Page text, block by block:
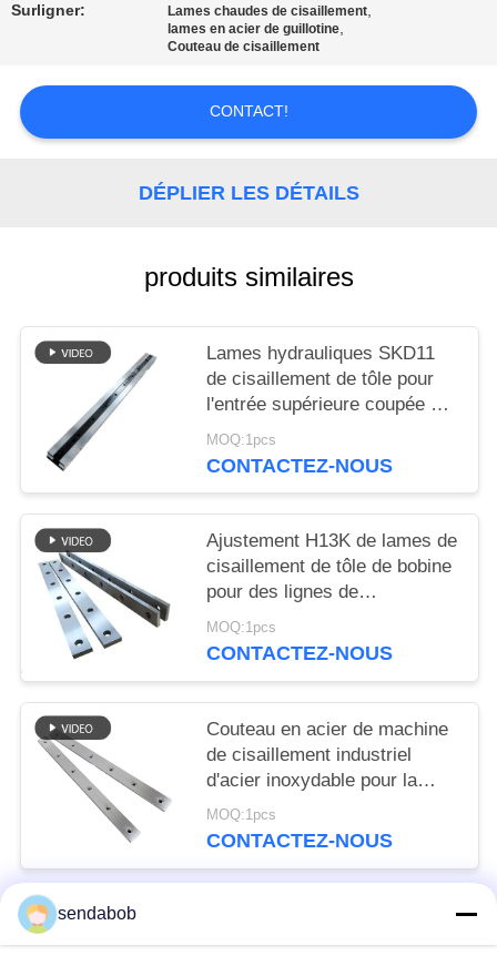
DEMANDEZ
UN DEVIS
PLAN
POLITIQUE
DE
CONFIDENTIALITÉ
Surligner: Lames chaudes de cisaillement,
lames en acier de guillotine,
Couteau de cisaillement
CONTACT!
DÉPLIER LES DÉTAILS
produits similaires
Lames hydrauliques SKD11
de cisaillement de tôle pour
l'entrée supérieure coupée de
laminoir de bobine de queue
MOQ:1pcs
CONTACTEZ-NOUS
Ajustement H13K de lames de
cisaillement de tôle de bobine
pour des lignes de
galvanisation
MOQ:1pcs
CONTACTEZ-NOUS
Couteau en acier de machine
de cisaillement industriel
d'acier inoxydable pour la
coupe à la machine de
longueur
MOQ:1pcs
CONTACTEZ-NOUS
Catégories populaires
sendabob